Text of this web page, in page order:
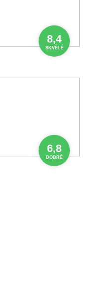
8,4
SKVĚLÉ
6,8
DOBRÉ